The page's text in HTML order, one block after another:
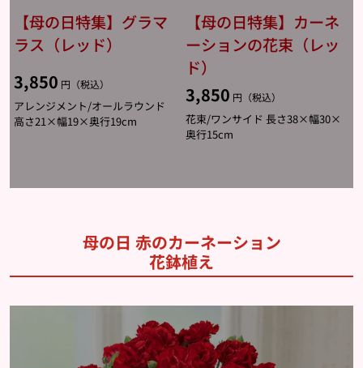
【母の日特集】グラマ
ラス（レッド）
3,850 円（税込）
アレンジメント/オールラウンド
高さ21×幅19×奥行19cm
【母の日特集】カーネ
ーションの花束（レッ
ド）
3,850 円（税込）
花束/ワンサイド 長さ38×幅30×
奥行15cm
母の日 赤のカーネーション
花鉢植え